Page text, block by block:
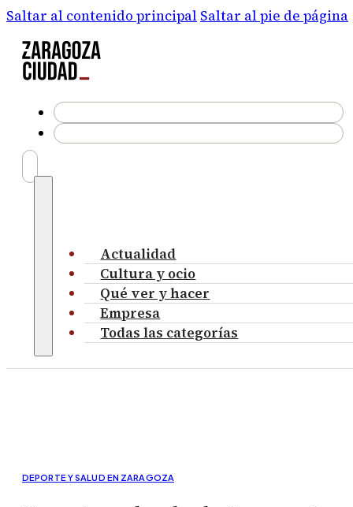
Saltar al contenido principal Saltar al pie de página
Actualidad
Cultura y ocio
Qué ver y hacer
Empresa
Todas las categorías
DEPORTE Y SALUD EN ZARAGOZA